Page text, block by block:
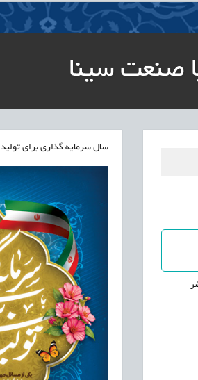
صنعت سینا
سال سرمایه گذاری برای تولید